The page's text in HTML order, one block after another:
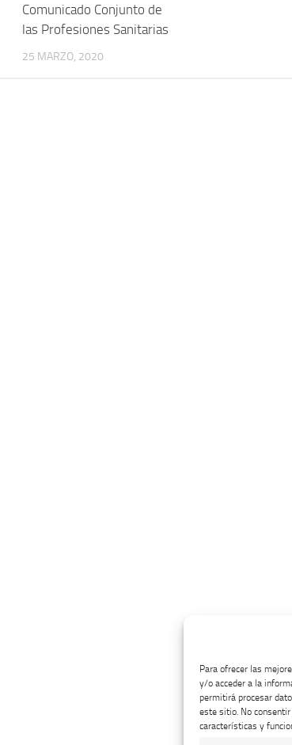
Para ofrecer las
y/o acceder a la
permitirá procesar
este sitio. No
características y
Comunicado Conjunto de
las Profesiones Sanitarias
25 MARZO, 2020